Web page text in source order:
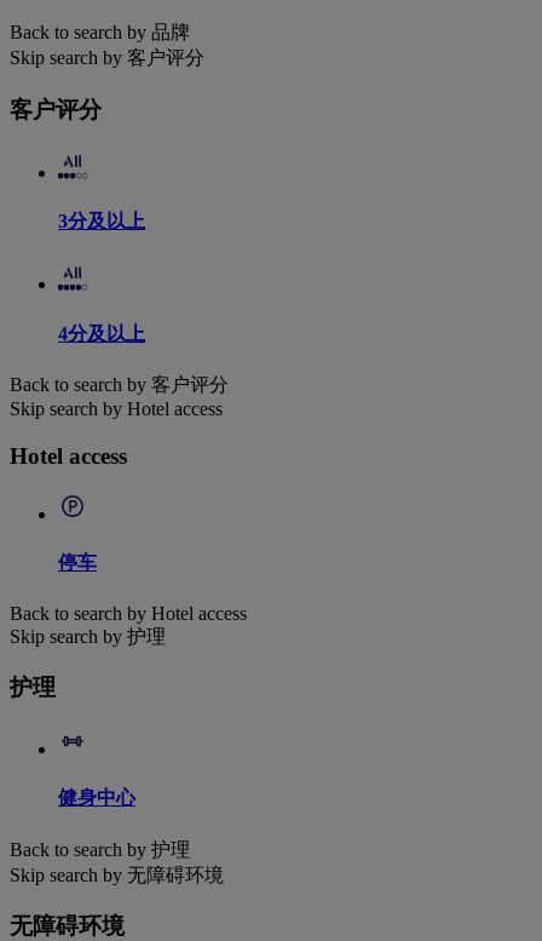
Back to search by 品牌
Skip search by 客户评分
客户评分
3分及以上
4分及以上
Back to search by 客户评分
Skip search by Hotel access
Hotel access
停车
Back to search by Hotel access
Skip search by 护理
护理
健身中心
Back to search by 护理
Skip search by 无障碍环境
无障碍环境